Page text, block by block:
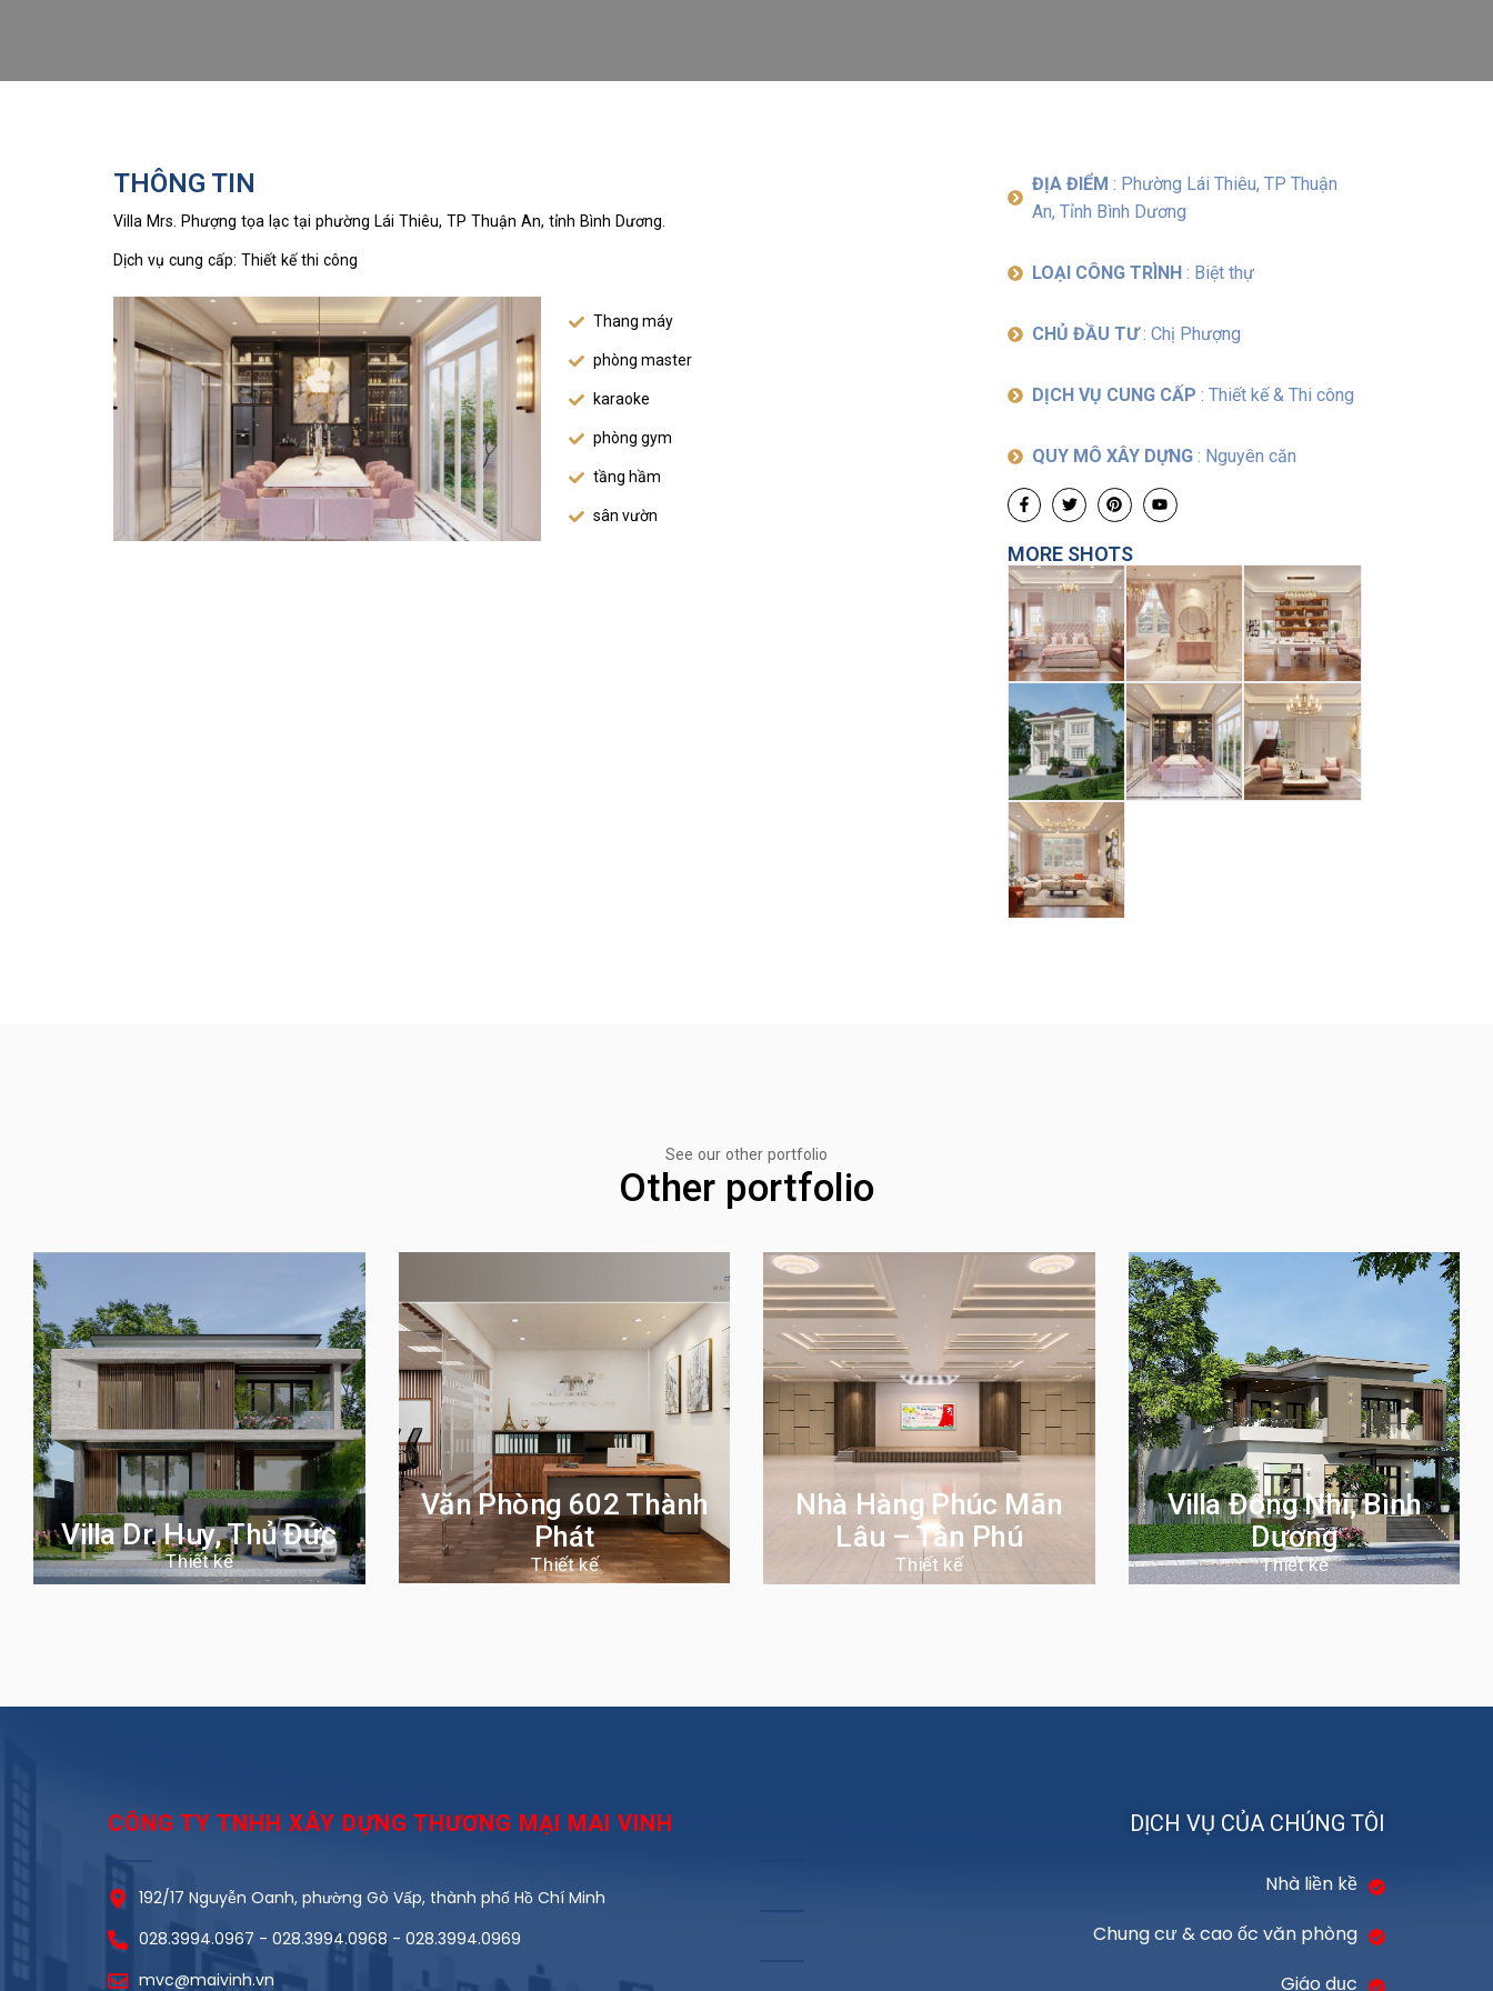
THÔNG TIN
Villa Mrs. Phượng tọa lạc tại phường Lái Thiêu, TP Thuận An, tỉnh Bình Dương.
Dịch vụ cung cấp: Thiết kế thi công
Thang máy
phòng master
karaoke
phòng gym
tầng hầm
sân vườn
ĐỊA ĐIỂM : Phường Lái Thiêu, TP Thuận
An, Tỉnh Bình Dương
LOẠI CÔNG TRÌNH : Biệt thự
CHỦ ĐẦU TƯ: Chị Phượng
DỊCH VỤ CUNG CẤP : Thiết kế & Thi công
QUY MÔ XÂY DỰNG : Nguyên căn
MORE SHOTS
See our other portfolio
Other portfolio
Villa Dr. Huy, Thủ Đức
Thiết kế
Văn Phòng 602 Thành
Phát
Thiết kế
Nhà Hàng Phúc Mãn
Lâu – Tân Phú
Thiết kế
Villa Đông Nhì, Bình
Dương
Thiết kế
CÔNG TY TNHH XÂY DỰNG THƯƠNG MẠI MAI VINH
192/17 Nguyễn Oanh, phường Gò Vấp, thành phố Hồ Chí Minh
028.3994.0967 - 028.3994.0968 - 028.3994.0969
mvc@maivinh.vn
DỊCH VỤ CỦA CHÚNG TÔI
Nhà liền kề
Chung cư & cao ốc văn phòng
Giáo dục